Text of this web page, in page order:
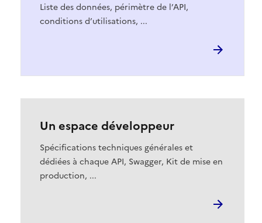
Liste des données, périmètre de l’API,
conditions d’utilisations, ...
Un espace développeur
Spécifications techniques générales et
dédiées à chaque API, Swagger, Kit de mise en
production, ...